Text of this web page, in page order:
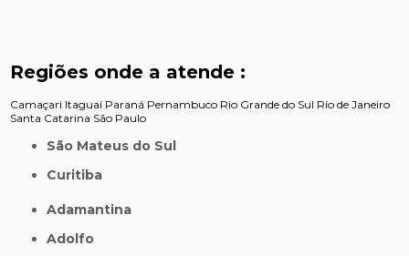
Regiões onde a atende :
Camaçari Itaguaí Paraná Pernambuco Rio Grande do Sul Rio de Janeiro
Santa Catarina São Paulo
São Mateus do Sul
Curitiba
Adamantina
Adolfo